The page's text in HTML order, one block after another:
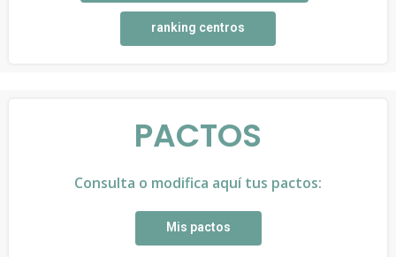
ranking centros
PACTOS
Consulta o modifica aquí tus pactos:
Mis pactos